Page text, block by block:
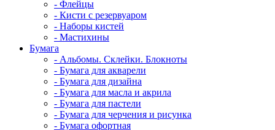
- Флейцы
- Кисти с резервуаром
- Наборы кистей
- Мастихины
Бумага
- Альбомы. Склейки. Блокноты
- Бумага для акварели
- Бумага для дизайна
- Бумага для масла и акрила
- Бумага для пастели
- Бумага для черчения и рисунка
- Бумага офортная